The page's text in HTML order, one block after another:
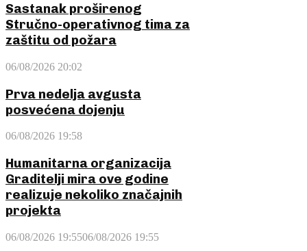
Sastanak proširenog
Stručno-operativnog tima za
zaštitu od požara
06/08/2026 20:02
Prva nedelja avgusta
posvećena dojenju
06/08/2026 19:58
Humanitarna organizacija
Graditelji mira ove godine
realizuje nekoliko značajnih
projekta
06/08/2026 19:5506/08/2026 19:55